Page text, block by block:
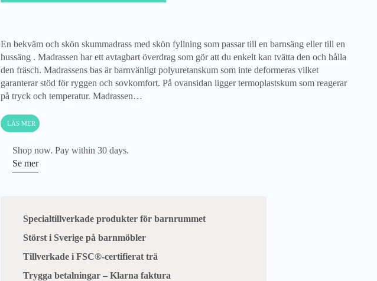
barnsäng
mängd
En bekväm och skön skummadrass med skön fyllning som passar till en barnsäng eller till en
hussäng . Madrassen har ett avtagbart överdrag som gör att du enkelt kan tvätta den och hålla
den fräsch. Madrassens bas är barnvänligt polyuretanskum som inte deformeras vilket
garanterar stöd för ryggen och sovkomfort. På ovansidan ligger termoplastskum som reagerar
på tryck och temperatur. Madrassen…
LÄS MER
Shop now. Pay within 30 days.
Se mer
Specialtillverkade produkter för barnrummet
Störst i Sverige på barnmöbler
Tillverkade i FSC®-certifierat trä
Trygga betalningar – Klarna faktura